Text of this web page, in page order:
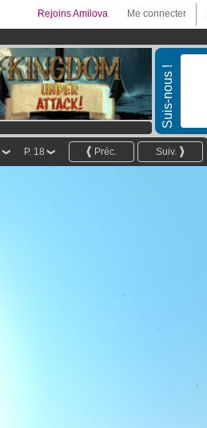
Me connecter
Rejoins Amilova
Suis-nous !
Suiv.
Préc.
P. 18